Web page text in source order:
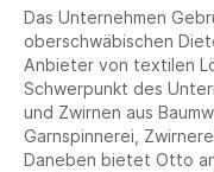
Das Unternehmen
oberschwäbischen
Anbieter von textilen
Schwerpunkt des
und Zwirnen aus
Garnspinnerei,
Daneben bietet Otto